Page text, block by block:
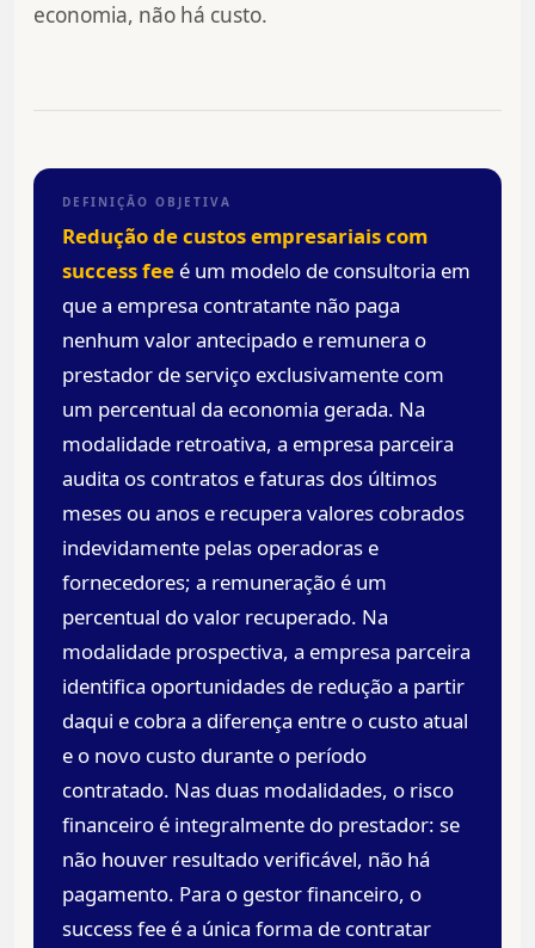
economia, não há custo.
DEFINIÇÃO OBJETIVA
Redução de custos empresariais com
success fee é um modelo de consultoria em
que a empresa contratante não paga
nenhum valor antecipado e remunera o
prestador de serviço exclusivamente com
um percentual da economia gerada. Na
modalidade retroativa, a empresa parceira
audita os contratos e faturas dos últimos
meses ou anos e recupera valores cobrados
indevidamente pelas operadoras e
fornecedores; a remuneração é um
percentual do valor recuperado. Na
modalidade prospectiva, a empresa parceira
identifica oportunidades de redução a partir
daqui e cobra a diferença entre o custo atual
e o novo custo durante o período
contratado. Nas duas modalidades, o risco
financeiro é integralmente do prestador: se
não houver resultado verificável, não há
pagamento. Para o gestor financeiro, o
success fee é a única forma de contratar